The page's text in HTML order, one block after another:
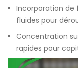
Incorporation de
fluides pour
Concentration
rapides pour